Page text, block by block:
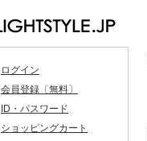
ログイン
会員登録〔無料〕
ID・パスワード
ショッピングカート